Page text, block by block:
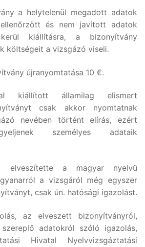
a helytelenül megadott adatok
és nem javított adatok
kiállításra, a bizonyítvány
költségeit a vizsgázó viseli.
újranyomtatása 10 €.
kiállított államilag elismert
csak akkor nyomtatnak
nevében történt elírás, ezért
személyes adataik
elveszítette a magyar nyelvű
a vizsgáról még egyszer
csak ún. hatósági igazolást.
az elveszett bizonyítványról,
adatokról szóló igazolás,
Hivatal Nyelvvizsgáztatási